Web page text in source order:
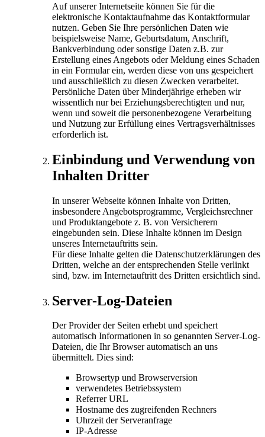
Auf unserer Internetseite können Sie für die
elektronische Kontaktaufnahme das Kontaktformular
nutzen. Geben Sie Ihre persönlichen Daten wie
beispielsweise Name, Geburtsdatum, Anschrift,
Bankverbindung oder sonstige Daten z.B. zur
Erstellung eines Angebots oder Meldung eines Schaden
in ein Formular ein, werden diese von uns gespeichert
und ausschließlich zu diesen Zwecken verarbeitet.
Persönliche Daten über Minderjährige erheben wir
wissentlich nur bei Erziehungsberechtigten und nur,
wenn und soweit die personenbezogene Verarbeitung
und Nutzung zur Erfüllung eines Vertragsverhältnisses
erforderlich ist.
Einbindung und Verwendung von
Inhalten Dritter
In unserer Webseite können Inhalte von Dritten,
insbesondere Angebotsprogramme, Vergleichsrechner
und Produktangebote z. B. von Versicherern
eingebunden sein. Diese Inhalte können im Design
unseres Internetauftritts sein.
Für diese Inhalte gelten die Datenschutzerklärungen des
Dritten, welche an der entsprechenden Stelle verlinkt
sind, bzw. im Internetauftritt des Dritten ersichtlich sind.
Server-Log-Dateien
Der Provider der Seiten erhebt und speichert
automatisch Informationen in so genannten Server-Log-
Dateien, die Ihr Browser automatisch an uns
übermittelt. Dies sind:
Browsertyp und Browserversion
verwendetes Betriebssystem
Referrer URL
Hostname des zugreifenden Rechners
Uhrzeit der Serveranfrage
IP-Adresse